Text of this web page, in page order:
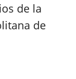
de la
de